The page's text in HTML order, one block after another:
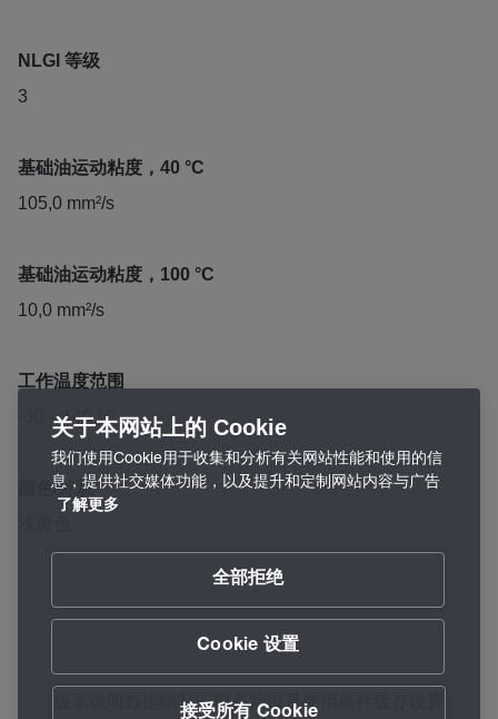
NLGI 等级
3
基础油运动粘度，40 °C
105,0 mm²/s
基础油运动粘度，100 °C
10,0 mm²/s
工作温度范围
-30 – 140 °C
颜色/外观
数据隐私一般条款以及使用条件
关于本网站上的 Cookie
我们使用Cookie用于收集和分析有关网站性能和使用的信
息，提供社交媒体功能，以及提升和定制网站内容与广告
了解更多
全部拒绝
Cookie 设置
接受所有 Cookie